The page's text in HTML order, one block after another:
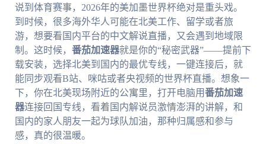
说到体育赛事，2026年的美加墨世界杯绝对是重头戏。
到时候，很多海外华人可能在北美工作、留学或者旅
游，想要看国内平台的中文解说直播，又会遇到地域限
制。这时候， 番茄加速器就是你的“秘密武器”——提前下
载安装，选择北美到国内的最优专线，一键连接后，就
能同步观看B站、咪咕或者央视频的世界杯直播。想象一
下，你在北美现场附近的公寓里，打开电脑用番茄加速
器连接回国专线，看着国内解说员激情澎湃的讲解，和
国内的家人朋友一起为球队加油，那种归属感和参与
感，真的很温暖。